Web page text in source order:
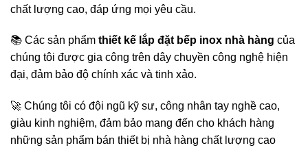
chất lượng cao, đáp ứng mọi yêu cầu.
📚 Các sản phẩm thiết kế lắp đặt bếp inox nhà hàng của
chúng tôi được gia công trên dây chuyền công nghệ hiện
đại, đảm bảo độ chính xác và tinh xảo.
🚀 Chúng tôi có đội ngũ kỹ sư, công nhân tay nghề cao,
giàu kinh nghiệm, đảm bảo mang đến cho khách hàng
những sản phẩm bán thiết bị nhà hàng chất lượng cao